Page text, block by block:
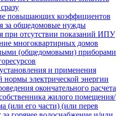
повышающих коэффициентов
за общедомовые нужды
при отсутствии показаний ИПУ
многоквартирных домов
(общедомовыми) приборами
и применения
нормы электрической энергии
окончательного расчета
жилого помещения/
(или его части) (или перев